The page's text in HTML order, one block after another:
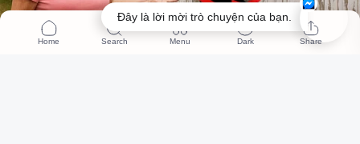
Đây là lời mời trò chuyện của bạn.